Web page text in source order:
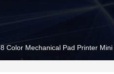
8 Color Mechanical Pad Printer